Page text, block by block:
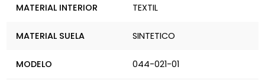
MATERIAL INTERIOR TEXTIL
MATERIAL SUELA SINTETICO
MODELO 044-021-01